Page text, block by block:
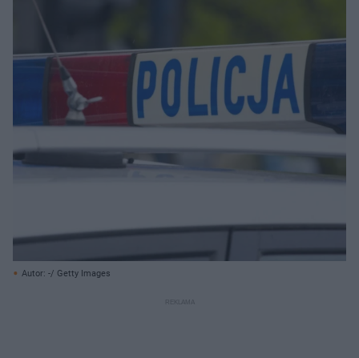
Autor: -/ Getty Images